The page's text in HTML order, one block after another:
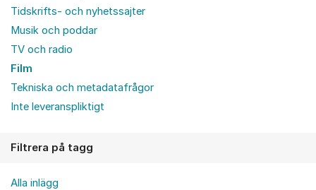
Tidskrifts- och nyhetssajter
Musik och poddar
TV och radio
Film
Tekniska och metadatafrågor
Inte leveranspliktigt
Filtrera på tagg
Alla inlägg